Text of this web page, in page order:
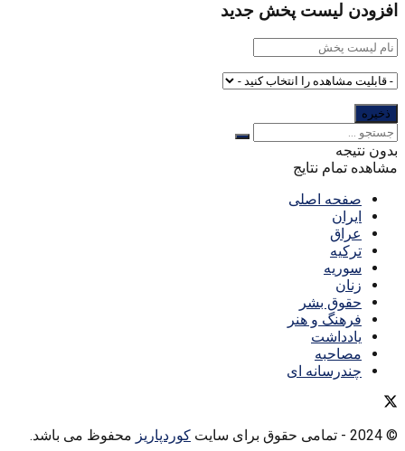
افزودن لیست پخش جدید
بدون نتیجه
مشاهده تمام نتایج
صفحه اصلی
ایران
عراق
ترکیه
سوریه
زنان
حقوق بشر
فرهنگ و هنر
یادداشت
مصاحبه
چندرسانه ای
© 2024 - تمامی حقوق برای سایت کوردپاریز محفوظ می باشد.